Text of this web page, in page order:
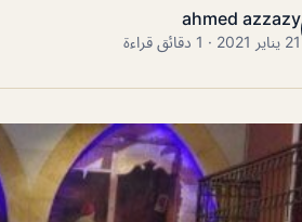
ahmed azzazy
21 يناير 2021 · 1 دقائق قراءة